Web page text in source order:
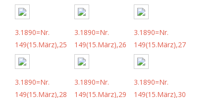
3.1890=Nr.
149(15.März),25
3.1890=Nr.
149(15.März),26
3.1890=Nr.
149(15.März),27
3.1890=Nr.
149(15.März),28
3.1890=Nr.
149(15.März),29
3.1890=Nr.
149(15.März),30